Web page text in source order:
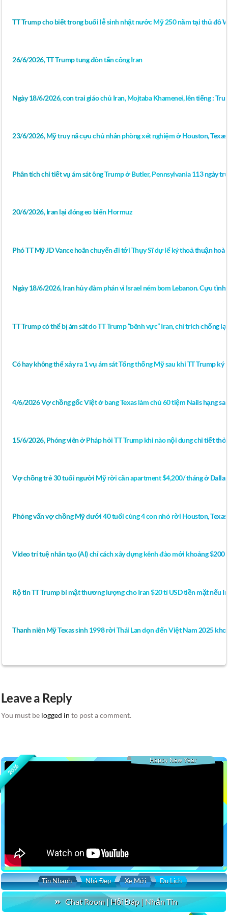
TT Trump cho biết trong buổi lễ sinh nhật nước Mỹ 250 năm tại thủ đô
26/6/2026, TT Trump tung đòn tấn công Iran
Ngày 18/6/2026, con trai giáo chủ Iran, Mojtaba Khamenei, lên tiếng :
23/6/2026, Mỹ truy nã cựu chủ nhân phòng xét nghiệm ở Houston,
Phân tích chi tiết vụ ám sát ông Trump ở Butler, Pennsylvania 113 ngày
20/6/2026, Iran lại đóng eo biển Hormuz
Phó TT Mỹ JD Vance hoãn chuyến đi tới Thụy Sĩ dự lể ký thoả thuận
Ngày 18/6/2026, Iran hủy đàm phán vì Israel ném bom Lebanon. Cựu tình
TT Trump có thể bị ám sát do TT Trump “bênh vực” Iran, chỉ trích chống
Có hay không thể xảy ra 1 vụ ám sát Tổng thống Mỹ sau khi TT Trump
4/6/2026 Vợ chồng gốc Việt ở bang Texas làm chủ 60 tiệm Nails hạng
15/6/2026, Phóng viên ở Pháp hỏi TT Trump khi nào nội dung chi tiết
Vợ chồng trẻ 30 tuổi người Mỹ rời căn apartment $4,200/ tháng ở
Phỏng vấn vợ chồng Mỹ dưới 40 tuổi cùng 4 con nhỏ rời Houston,
Video trí tuệ nhân tạo (AI) chỉ cách xây dựng kênh đào mới khoảng
Rộ tin TT Trump bí mật thương lượng cho Iran $20 tỉ USD tiền mặt nếu
Thanh niên Mỹ Texas sinh 1998 rời Thái Lan dọn đến Việt Nam 2025
Leave a Reply
You must be logged in to post a comment.
2026
Happy New Year
Tin Nhanh Nhà Đẹp Xe Mới Du Lịch
Chat Room | Hỏi Đáp | Nhắn Tin